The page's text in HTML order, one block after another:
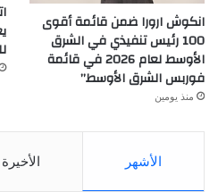
انكوش ارورا ضمن قائمة أقوى
100 رئيس تنفيذي في الشرق
الأوسط لعام 2026 في قائمة
فوربس الشرق الأوسط”
منذ يومين
الأشهر الأخيرة